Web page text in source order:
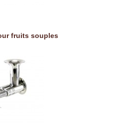
fruits souples